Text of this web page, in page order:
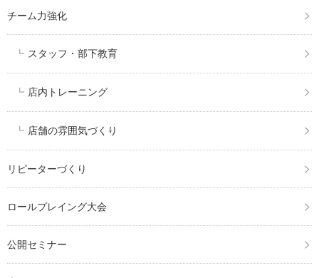
チーム力強化
スタッフ・部下教育
店内トレーニング
店舗の雰囲気づくり
リピーターづくり
ロールプレイング大会
公開セミナー